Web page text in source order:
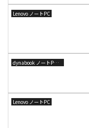
Lenovo ノートPC
dynabook ノートPC（旧東芝）
Lenovo ノートPC